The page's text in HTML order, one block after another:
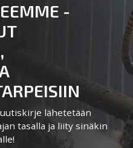
-
lähetetään
tasalla ja liity sinäkin